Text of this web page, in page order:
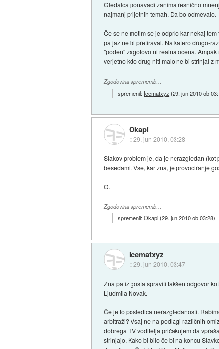
Gledalca ponavadi zanima resnično
najmanj prijetnih temah. Da bo odmevalo.
Če se ne motim se je odprlo kar nekaj
pa jaz ne bi pretiraval. Na katero drugo-
"poden" zagotovo ni realna ocena.
verjetno kdo drug niti malo ne bi strinjal z
Zgodovina sprememb…
spremenil: Icematxyz (29. jun 2010 ob
Okapi
::29. jun 2010, 03:28
Slakov problem je, da je nerazgledan
besedami. Vse, kar zna, je provociranje
O.
Zgodovina sprememb…
spremenil:Okapi(29. jun 2010 ob 03:28)
Icematxyz
::29. jun 2010, 03:47
Zna pa iz gosta spraviti takšen odgovor
Ljudmila Novak.
Če je to posledica nerazgledanosti.
arbitraži? Vsaj ne na podlagi različnih
dobrega TV voditelja pričakujem da
strinjajo. Kako bi bilo če bi na koncu